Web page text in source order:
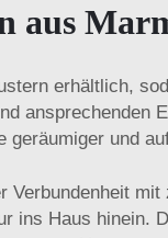
aus
erhältlich,
ansprechenden
und
mit
ins Haus hinein.